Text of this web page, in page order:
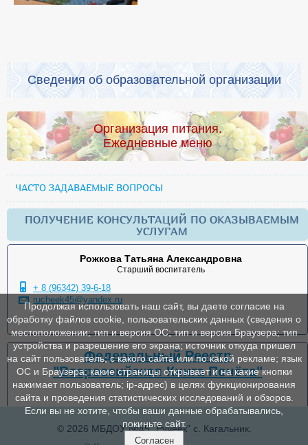
Сведения об образовательной организации
Организация питания.
Ежедневные меню
ЧАСТО ЗАДАВАЕМЫЕ ВОПРОСЫ
ПОЛУЧЕНИЕ КОНСУЛЬТАЦИЙ ПО ОКАЗЫВАЕМЫМ
УСЛУГАМ
Рожкова Татьяна Александровна
Старший воспитатель
+ 8 (96342) 39-6-18
rucheek45@yandex.ru
Федеральный Реестр
"Всероссийская Книга Почёта"
© 2026 МБДОУ №45 "Ручеек" с. Кагальник.
Продолжая использовать наш сайт, вы даете согласие на
обработку файлов cookie, пользовательских данных (сведения о
местоположении; тип и версия ОС; тип и версия Браузера; тип
устройства и разрешение его экрана; источник откуда пришел
на сайт пользователь; с какого сайта или по какой рекламе; язык
ОС и Браузера; какие страницы открывает и на какие кнопки
нажимает пользователь; ip-адрес) в целях функционирования
сайта и проведения статистических исследований и обзоров.
Если вы не хотите, чтобы ваши данные обрабатывались,
покиньте сайт.
Согласен